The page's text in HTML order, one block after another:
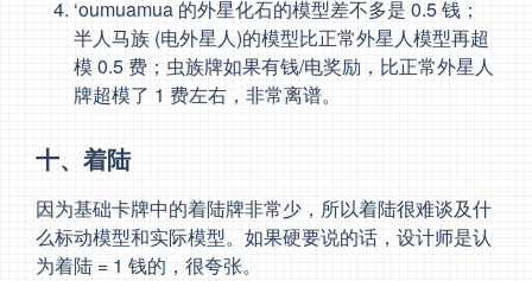
‘oumuamua 的外星化石的模型差不多是 0.5 钱；
半人马族 (电外星人)的模型比正常外星人模型再超
模 0.5 费；虫族牌如果有钱/电奖励，比正常外星人
牌超模了 1 费左右，非常离谱。
十、着陆
因为基础卡牌中的着陆牌非常少，所以着陆很难谈及什
么标动模型和实际模型。如果硬要说的话，设计师是认
为着陆 = 1 钱的，很夸张。